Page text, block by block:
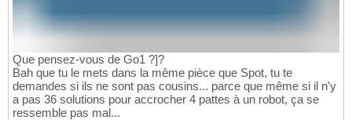
Que pensez-vous de Go1 ?]?
Bah que tu le mets dans la même pièce que Spot, tu te
demandes si ils ne sont pas cousins... parce que même si il n'y
a pas 36 solutions pour accrocher 4 pattes à un robot, ça se
ressemble pas mal...